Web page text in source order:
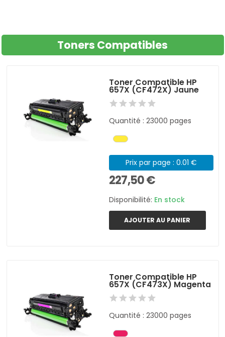
Toners Compatibles
Toner Compatible HP
657X (CF472X) Jaune
Quantité : 23000 pages
Prix par page : 0.01 €
227,50 €
Disponibilité: En stock
AJOUTER AU PANIER
Toner Compatible HP
657X (CF473X) Magenta
Quantité : 23000 pages